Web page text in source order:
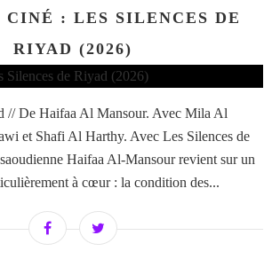
: LES SILENCES DE
RIYAD (2026)
// De Haifaa Al Mansour. Avec Mila Al
et Shafi Al Harthy. Avec Les Silences de
Haifaa Al-Mansour revient sur un
à cœur : la condition des...